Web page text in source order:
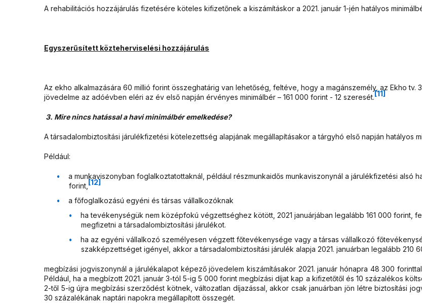
A rehabilitációs hozzájárulás fizetésére köteles kifizetőnek a kiszámításkor a 2021. január 1-jén hatályos
Egyszerűsített közteherviselési hozzájárulás
Az ekho alkalmazására 60 millió forint összeghatárig van lehetőség, feltéve, hogy a magánszemély, az Ekho
jövedelme az adóévben eléri az év első napján érvényes minimálbér – 161 000 forint - 12 szeresét.[11]
3. Mire nincs hatással a havi minimálbér emelkedése?
A társadalombiztosítási járulékfizetési kötelezettség alapjának megállapításakor a tárgyhó első napján hatályos
Például:
a munkaviszonyban foglalkoztatottaknál, például részmunkaidős munkaviszonynál a járulékfizetési alsó
forint, [12]
a főfoglalkozású egyéni és társas vállalkozóknak
ha tevékenységük nem középfokú végzettséghez kötött, 2021 januárjában legalább 161 000 forint,
megfizetni a társadalombiztosítási járulékot.
ha az egyéni vállalkozó személyesen végzett főtevékenysége vagy a társas vállalkozó
szakképzettséget igényel, akkor a társadalombiztosítási járulék alapja 2021. januárban legalább 210
megbízási jogviszonynál a járulékalapot képező jövedelem kiszámításakor 2021. január hónapra 48 300
Például, ha a megbízott 2021. január 3-tól 5-ig 5 000 forint megbízási díjat kap a kifizetőtől és 10 százalékos
2-től 5-ig újra megbízási szerződést kötnek, változatlan díjazással, akkor csak januárban jön létre biztosítási
30 százalékának naptári napokra megállapított összegét.